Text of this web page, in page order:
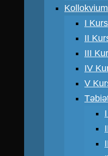
I Kurs
II
III
IV
V